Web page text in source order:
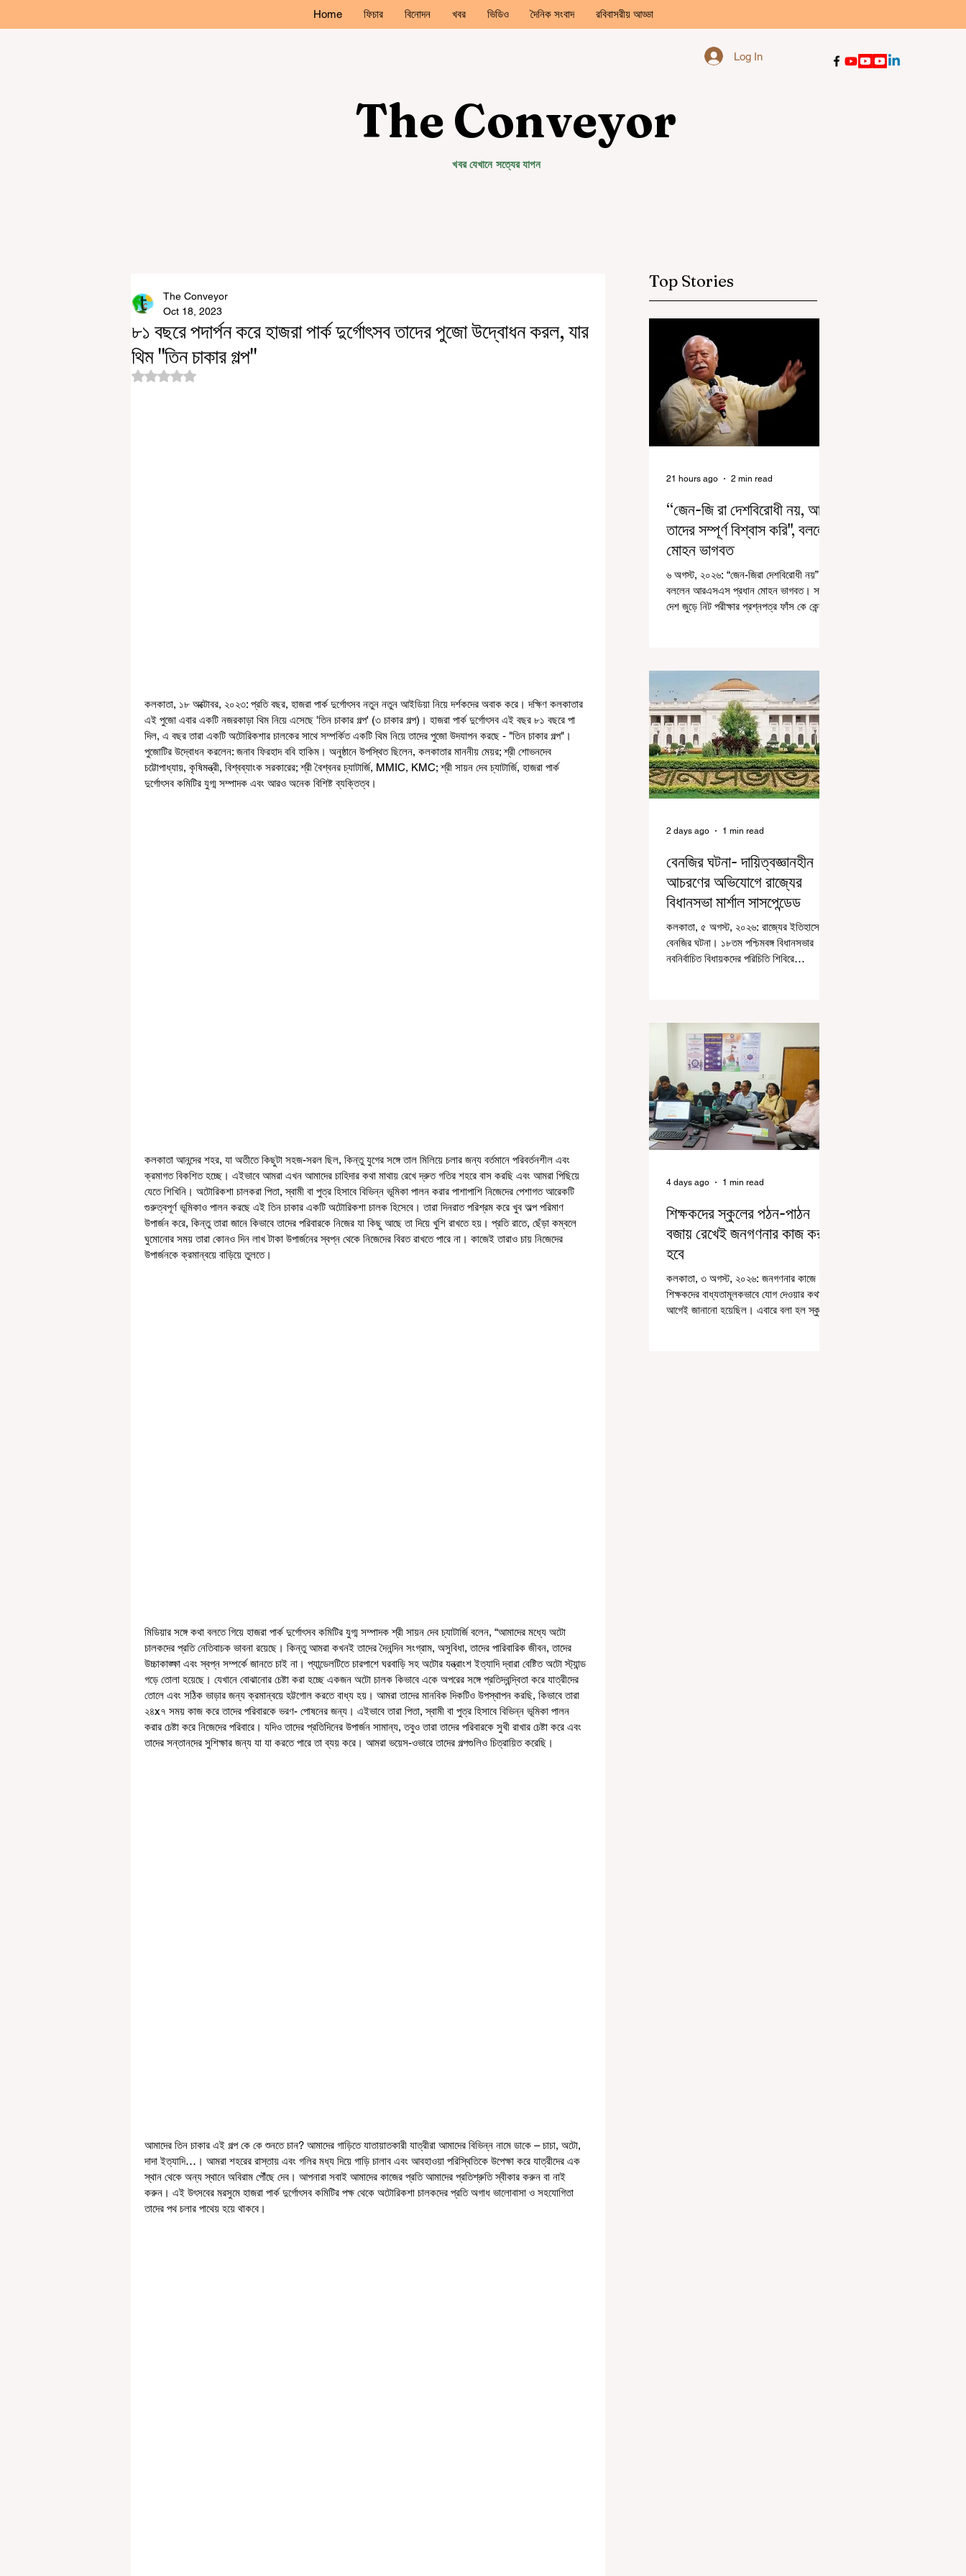
Home ফিচার বিনোদন খবর ভিডিও দৈনিক সংবাদ রবিবাসরীয় আড্ডা
The Conveyor
Log In
খবর যেখানে সত্যের যাপন
৮১ বছরে পদার্পন করে হাজরা পার্ক দুর্গোৎসব তাদের পুজো উদ্বোধন করল, যার
থিম "তিন চাকার গল্প"
The Conveyor
Oct 18, 2023
Rated NaN out of 5 stars.
কলকাতা, ১৮ অক্টোবর, ২০২৩: প্রতি বছর, হাজরা পার্ক দুর্গোৎসব নতুন নতুন আইডিয়া নিয়ে দর্শকদের অবাক করে। দক্ষিণ কলকাতার
এই পুজো এবার একটি নজরকাড়া থিম নিয়ে এসেছে 'তিন চাকার গল্প' (৩ চাকার গল্প)। হাজরা পার্ক দুর্গোৎসব এই বছর ৮১ বছরে পা
দিল, এ বছর তারা একটি অটোরিকশার চালকের সাথে সম্পর্কিত একটি থিম নিয়ে তাদের পুজো উদযাপন করছে - "তিন চাকার গল্প"।
পুজোটির উদ্বোধন করলেন: জনাব ফিরহাদ ববি হাকিম। অনুষ্ঠানে উপস্থিত ছিলেন, কলকাতার মাননীয় মেয়র; শ্রী শোভনদেব
চট্টোপাধ্যায়, কৃষিমন্ত্রী, বিশ্বব্যাংক সরকারের; শ্রী বৈশ্বনর চ্যাটার্জি, MMIC, KMC; শ্রী সায়ন দেব চ্যাটার্জি, হাজরা পার্ক
দুর্গোৎসব কমিটির যুগ্ম সম্পাদক এবং আরও অনেক বিশিষ্ট ব্যক্তিত্ব।
কলকাতা আনন্দের শহর, যা অতীতে কিছুটা সহজ-সরল ছিল, কিন্তু যুগের সঙ্গে তাল মিলিয়ে চলার জন্য বর্তমানে পরিবর্তনশীল এবং
ক্রমাগত বিকশিত হচ্ছে। এইভাবে আমরা এখন আমাদের চাহিদার কথা মাথায় রেখে দ্রুত গতির শহরে বাস করছি এবং আমরা পিছিয়ে
যেতে শিখিনি। অটোরিকশা চালকরা পিতা, স্বামী বা পুত্র হিসাবে বিভিন্ন ভূমিকা পালন করার পাশাপাশি নিজেদের পেশাগত আরেকটি
গুরুত্বপূর্ণ ভূমিকাও পালন করছে এই তিন চাকার একটি অটোরিকশা চালক হিসেবে। তারা দিনরাত পরিশ্রম করে খুব অল্প পরিমাণ
উপার্জন করে, কিন্তু তারা জানে কিভাবে তাদের পরিবারকে নিজের যা কিছু আছে তা দিয়ে খুশি রাখতে হয়। প্রতি রাতে, ছেঁড়া কম্বলে
ঘুমোনোর সময় তারা কোনও দিন লাখ টাকা উপার্জনের স্বপ্ন থেকে নিজেদের বিরত রাখতে পারে না। কাজেই তারাও চায় নিজেদের
উপার্জনকে ক্রমান্বয়ে বাড়িয়ে তুলতে।
মিডিয়ার সঙ্গে কথা বলতে গিয়ে হাজরা পার্ক দুর্গোৎসব কমিটির যুগ্ম সম্পাদক শ্রী সায়ন দেব চ্যাটার্জি বলেন, “আমাদের মধ্যে অটো
চালকদের প্রতি নেতিবাচক ভাবনা রয়েছে। কিন্তু আমরা কখনই তাদের দৈনন্দিন সংগ্রাম, অসুবিধা, তাদের পারিবারিক জীবন, তাদের
উচ্চাকাঙ্ক্ষা এবং স্বপ্ন সম্পর্কে জানতে চাই না। প্যান্ডেলটিতে চারপাশে ঘরবাড়ি সহ অটোর যন্ত্রাংশ ইত্যাদি দ্বারা বেষ্টিত অটো স্ট্যান্ড
গড়ে তোলা হয়েছে। যেখানে বোঝানোর চেষ্টা করা হচ্ছে একজন অটো চালক কিভাবে একে অপরের সঙ্গে প্রতিদ্বন্দ্বিতা করে যাত্রীদের
তোলে এবং সঠিক ভাড়ার জন্য ক্রমান্বয়ে হট্টগোল করতে বাধ্য হয়। আমরা তাদের মানবিক দিকটিও উপস্থাপন করছি, কিভাবে তারা
২৪x৭ সময় কাজ করে তাদের পরিবারকে ভরণ- পোষনের জন্য। এইভাবে তারা পিতা, স্বামী বা পুত্র হিসাবে বিভিন্ন ভূমিকা পালন
করার চেষ্টা করে নিজেদের পরিবারে। যদিও তাদের প্রতিদিনের উপার্জন সামান্য, তবুও তারা তাদের পরিবারকে সুখী রাখার চেষ্টা করে এবং
তাদের সন্তানদের সুশিক্ষার জন্য যা যা করতে পারে তা ব্যয় করে। আমরা ভয়েস-ওভারে তাদের গল্পগুলিও চিত্রায়িত করেছি।
আমাদের তিন চাকার এই গল্প কে কে শুনতে চান? আমাদের গাড়িতে যাতায়াতকারী যাত্রীরা আমাদের বিভিন্ন নামে ডাকে – চাচা, অটো,
দাদা ইত্যাদি…। আমরা শহরের রাস্তায় এবং গলির মধ্য দিয়ে গাড়ি চালাব এবং আবহাওয়া পরিস্থিতিকে উপেক্ষা করে যাত্রীদের এক
স্থান থেকে অন্য স্থানে অবিরাম পৌঁছে দেব। আপনারা সবাই আমাদের কাজের প্রতি আমাদের প্রতিশ্রুতি স্বীকার করুন বা নাই
করুন। এই উৎসবের মরসুমে হাজরা পার্ক দুর্গোৎসব কমিটির পক্ষ থেকে অটোরিকশা চালকদের প্রতি অগাধ ভালোবাসা ও সহযোগিতা
তাদের পথ চলার পাথেয় হয়ে থাকবে।
Top Stories
“জেন-জি রা দেশবিরোধী নয়, আমি
তাদের সম্পূর্ণ বিশ্বাস করি", বললেন
মোহন ভাগবত
৬ অগস্ট, ২০২৬: “জেন-জিরা দেশবিরোধী নয়”।
বললেন আরএসএস প্রধান মোহন ভাগবত। সারা
দেশ জুড়ে নিট পরীক্ষার প্রশ্নপত্র ফাঁস কে কেন্দ্র
আন্দোলনকারীরা দেশ বিরোধী কার্যকলাপের সঙ্গে
জড়িত এবং টাকা নিয়ে আন্দোলনে নেমেছে, সেটাই
ছিল মূল প্রতিপাদ্য সেই সব মানুষদের। কিন্তু
যেই সরকারের বিরুদ্ধে আন্দোলন, সেই সরকার
শিক্ষামন্ত্রীর পদত্যাগ করানোর পাশাপাশি ছাত্রদের
বাকি দাবিগুলিও ম
21 hours ago 2 min read
বেনজির ঘটনা- দায়িত্বজ্ঞানহীন
আচরণের অভিযোগে রাজ্যের
বিধানসভা মার্শাল সাসপেন্ডেড
কলকাতা, ৫ অগস্ট, ২০২৬: রাজ্যের ইতিহাসে
বেনজির ঘটনা। ১৮তম পশ্চিমবঙ্গ বিধানসভার
নবনির্বাচিত বিধায়কদের পরিচিতি শিবিরে
তাঁর পদচ্যুতির লিখিত নির্দেশনামা জারি করা হয়।
বিধানসভার ইতিহাসে, কোনও পদে থাকা মার্শালকে
সাসপেন্ড করার ঘটনা রাজ্যে এই প্রথম।
বিধানসভার নবনির্বাচিত বিধায়কদের নিয়ে আয়োজিত
উচ্চপর্যায়ের ওরিয়েন্টেশন বা পরিচিতি শিবিরে দায়িত্ব
পালনের ক্ষেত্রে একা
2 days ago 1 min read
শিক্ষকদের স্কুলের পঠন-পাঠন
বজায় রেখেই জনগণনার কাজ করতে
হবে
কলকাতা, ৩ অগস্ট, ২০২৬: জনগণনার কাজে
শিক্ষকদের বাধ্যতামূলকভাবে যোগ দেওয়ার কথা
আগেই জানানো হয়েছিল। এবারে বলা হল স্কুলের
4 days ago 1 min read